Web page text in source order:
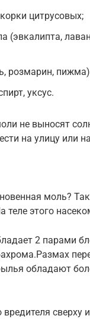
цитрусовых;
(эвкалипта,
розмарин,
уксус.
не выносят
на улицу или
моль?
этого
2 парами
обладают
вредителя